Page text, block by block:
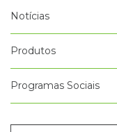
Notícias
Produtos
Programas Sociais